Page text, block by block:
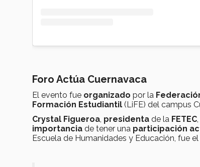
Foro Actúa Cuernavaca
El evento fue organizado por la
Formación Estudiantil (LiFE) del campus
Crystal Figueroa, presidenta de la FETEC
importancia de tener una participación
Escuela de Humanidades y Educación, fue el